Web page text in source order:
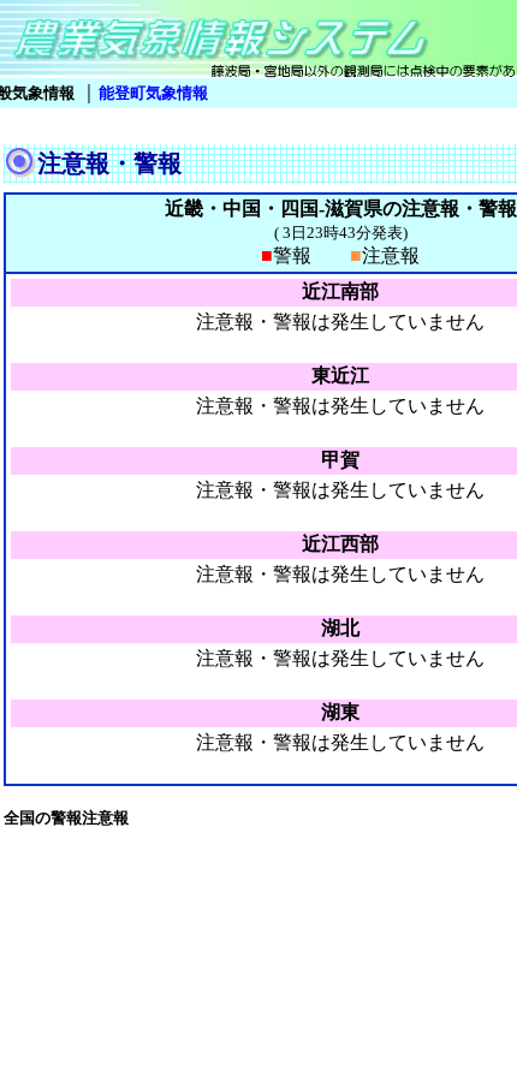
気象情報 能登町気象情報
近畿・中国・四国-滋賀県の注意報・警報
( 3日23時43分発表)
■警報 ■注意報
近江南部
注意報・警報は発生していません
東近江
注意報・警報は発生していません
甲賀
注意報・警報は発生していません
近江西部
注意報・警報は発生していません
湖北
注意報・警報は発生していません
湖東
注意報・警報は発生していません
全国の警報注意報
注意報・警報